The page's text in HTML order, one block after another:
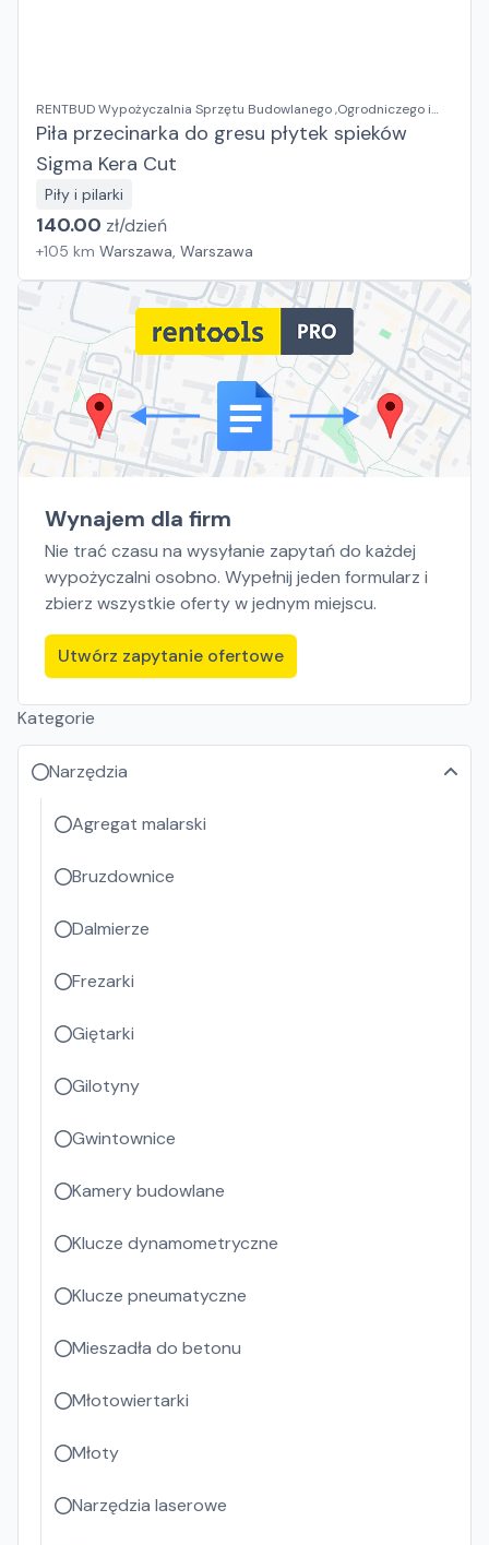
RENTBUD Wypożyczalnia Sprzętu Budowlanego ,Ogrodniczego i
Elektronarzędzi
Piła przecinarka do gresu płytek spieków
Sigma Kera Cut
Piły i pilarki
140.00 zł/dzień
+105 km Warszawa, Warszawa
Wynajem dla firm
Nie trać czasu na wysyłanie zapytań do każdej
wypożyczalni osobno. Wypełnij jeden formularz i
zbierz wszystkie oferty w jednym miejscu.
Utwórz zapytanie ofertowe
Kategorie
Narzędzia
Agregat malarski
Bruzdownice
Dalmierze
Frezarki
Giętarki
Gilotyny
Gwintownice
Kamery budowlane
Klucze dynamometryczne
Klucze pneumatyczne
Mieszadła do betonu
Młotowiertarki
Młoty
Narzędzia laserowe